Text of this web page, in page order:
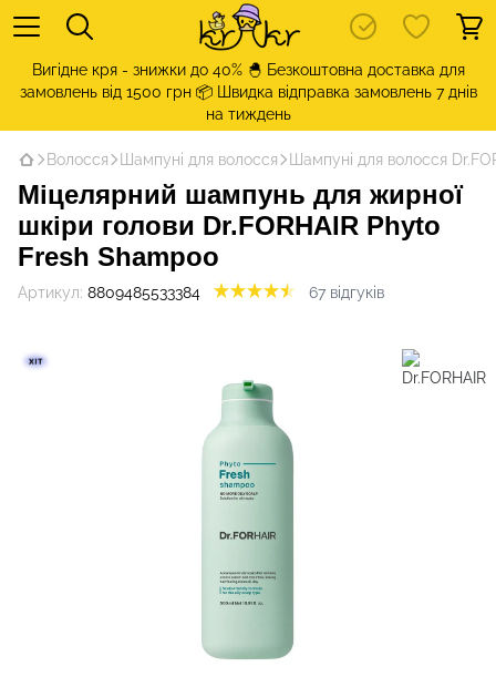
Вигідне кря - знижки до 40% 🐣 Безкоштовна доставка для
замовлень від 1500 грн 📦 Швидка відправка замовлень 7 днів
на тиждень
Волосся Шампуні для волосся Шампуні для волосся
Міцелярний шампунь для жирної
шкіри голови Dr.FORHAIR Phyto
Fresh Shampoo
Артикул: 8809485533384 67 відгуків